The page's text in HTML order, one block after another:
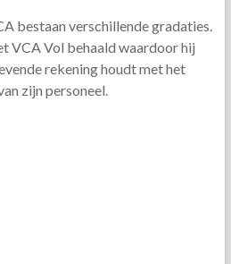
bestaan verschillende gradaties.
VCA Vol behaald waardoor hij
rekening houdt met het
zijn personeel.